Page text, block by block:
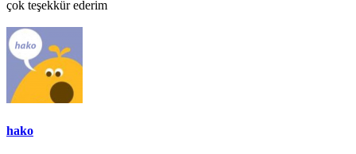
çok teşekkür ederim
hako